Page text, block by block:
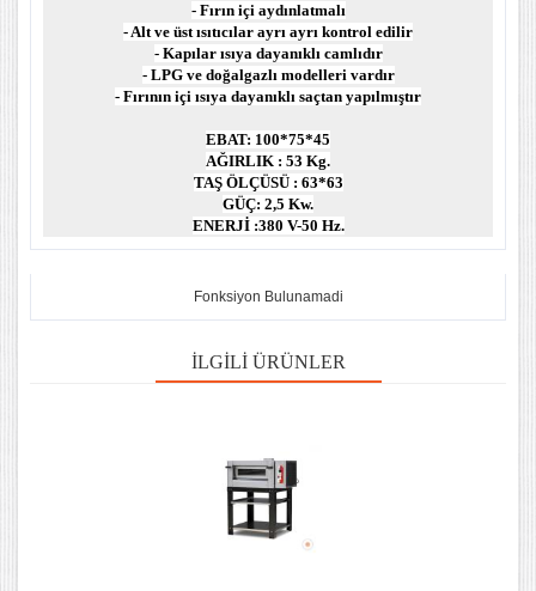
- Fırın içi aydınlatmalı
- Alt ve üst ısıtıcılar ayrı ayrı kontrol edilir
- Kapılar ısıya dayanıklı camlıdır
- LPG ve doğalgazlı modelleri vardır
- Fırının içi ısıya dayanıklı saçtan yapılmıştır
EBAT: 100*75*45
AĞIRLIK : 53 Kg.
TAŞ ÖLÇÜSÜ : 63*63
GÜÇ: 2,5 Kw.
ENERJİ :380 V-50 Hz.
Fonksiyon Bulunamadi
İLGILI ÜRÜNLER